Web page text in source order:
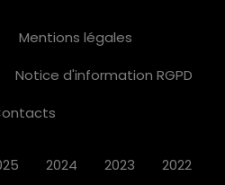
Mentions légales
Notice d'information RGPD
2024 2023 2022